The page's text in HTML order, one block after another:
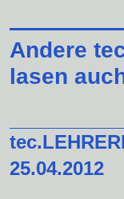
Andere
lasen
25.04.2012